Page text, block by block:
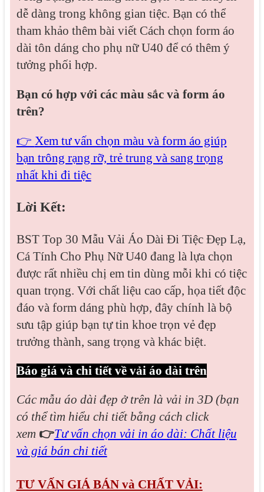
dễ dàng trong không gian tiệc. Bạn có thể
tham khảo thêm bài viết Cách chọn form áo
dài tôn dáng cho phụ nữ U40 để có thêm ý
tưởng phối hợp.
Bạn có hợp với các màu sắc và form áo
trên?
👉 Xem tư vấn chọn màu và form áo giúp
bạn trông rạng rỡ, trẻ trung và sang trọng
nhất khi đi tiệc
Lời Kết:
BST Top 30 Mẫu Vải Áo Dài Đi Tiệc Đẹp Lạ,
Cá Tính Cho Phụ Nữ U40 đang là lựa chọn
được rất nhiều chị em tin dùng mỗi khi có tiệc
quan trọng. Với chất liệu cao cấp, họa tiết độc
đáo và form dáng phù hợp, đây chính là bộ
sưu tập giúp bạn tự tin khoe trọn vẻ đẹp
trưởng thành, sang trọng và khác biệt.
Báo giá và chi tiết về vải áo dài trên
Các mẫu áo dài đẹp ở trên là vải in 3D (bạn
có thể tìm hiểu chi tiết bằng cách click
xem 👉Tư vấn chọn vải in áo dài: Chất liệu
và giá bán chi tiết
TƯ VẤN GIÁ BÁN và CHẤT VẢI: